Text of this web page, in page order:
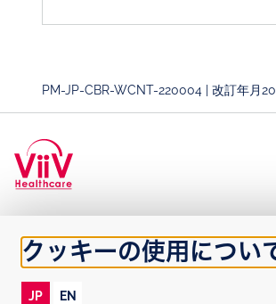
PM-JP-CBR-WCNT-220004 | 改訂年月
Japan
クッキーの使用につい
JP EN